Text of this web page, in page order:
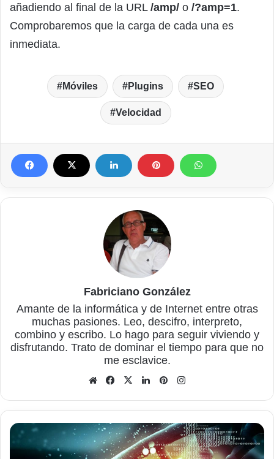
añadiendo al final de la URL /amp/ o /?amp=1.
Comprobaremos que la carga de cada una es
inmediata.
Móviles Plugins SEO
Velocidad
Fabriciano González
Amante de la informática y de Internet entre otras
muchas pasiones. Leo, descifro, interpreto,
combino y escribo. Lo hago para seguir viviendo y
disfrutando. Trato de dominar el tiempo para que no
me esclavice.
Sitio
Facebook
X LinkedInPinterest
Fijar
uno